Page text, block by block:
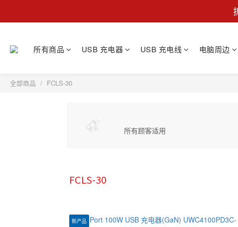
所有商品 USB 充电器 USB 充电线 电脑周边
全部商品 FCLS-30
所有顾客适用
FCLS-30
新产品